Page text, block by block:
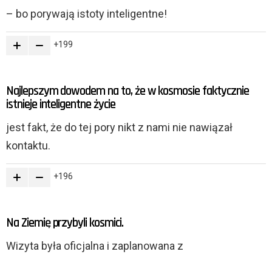
– bo porywają istoty inteligentne!
199
Najlepszym dowodem na to, że w kosmosie faktycznie
istnieje inteligentne życie
jest fakt, że do tej pory nikt z nami nie nawiązał
kontaktu.
196
Na Ziemię przybyli kosmici.
Wizyta była oficjalna i zaplanowana z